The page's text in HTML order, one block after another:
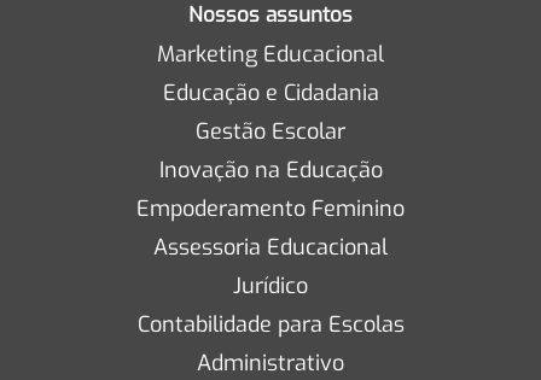
Nossos assuntos
Marketing Educacional
Educação e Cidadania
Gestão Escolar
Inovação na Educação
Empoderamento Feminino
Assessoria Educacional
Jurídico
Contabilidade para Escolas
Administrativo